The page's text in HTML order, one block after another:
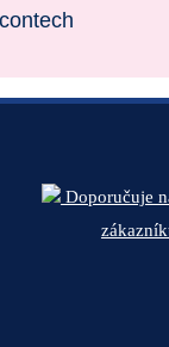
Doporučuje